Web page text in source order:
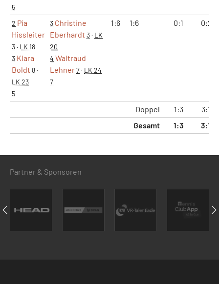
5
2 Pia
Hissleiter
3· LK 18
3 Klara
Boldt 8·
LK 23
5
3 Christine
Eberhardt 3· LK
20
4 Waltraud
Lehner7· LK 24
7
1:6 1:6 0:1 0:2
Doppel 1:3
3:7
Gesamt
1:3 3:7
Partner & Sponsoren